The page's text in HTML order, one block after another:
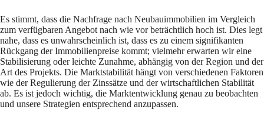
Es stimmt, dass die Nachfrage nach Neubauimmobilien im Vergleich
zum verfügbaren Angebot nach wie vor beträchtlich hoch ist. Dies legt
nahe, dass es unwahrscheinlich ist, dass es zu einem signifikanten
Rückgang der Immobilienpreise kommt; vielmehr erwarten wir eine
Stabilisierung oder leichte Zunahme, abhängig von der Region und der
Art des Projekts. Die Marktstabilität hängt von verschiedenen Faktoren
wie der Regulierung der Zinssätze und der wirtschaftlichen Stabilität
ab. Es ist jedoch wichtig, die Marktentwicklung genau zu beobachten
und unsere Strategien entsprechend anzupassen.